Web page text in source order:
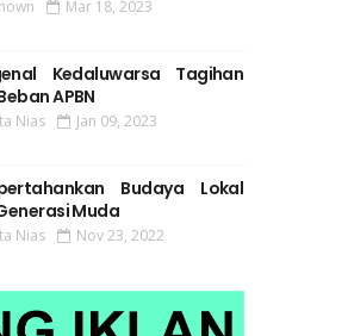
Mar 18, 2023
Kedaluwarsa Tagihan
APBN
Nias Jan 09, 2023
Budaya Lokal
Muda
Nias Nov 23, 2022